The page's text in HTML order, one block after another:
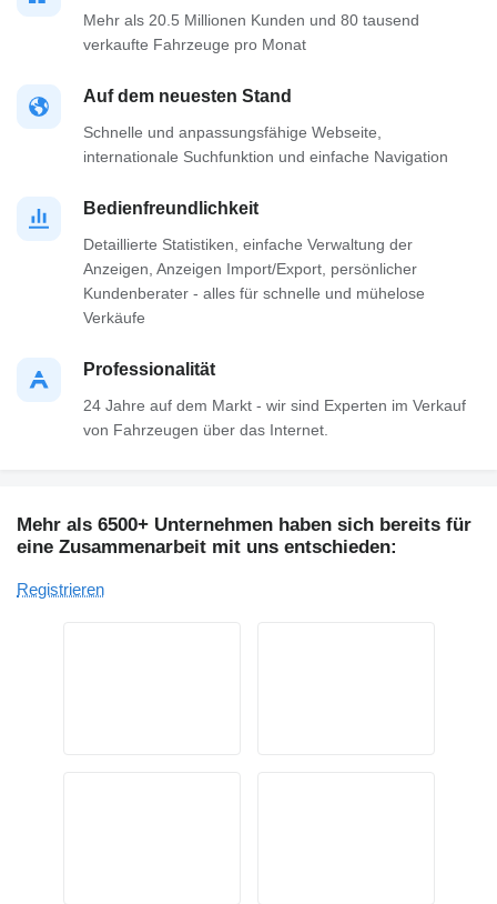
Mehr als 20.5 Millionen Kunden und 80 tausend
verkaufte Fahrzeuge pro Monat
Auf dem neuesten Stand
Schnelle und anpassungsfähige Webseite,
internationale Suchfunktion und einfache Navigation
Bedienfreundlichkeit
Detaillierte Statistiken, einfache Verwaltung der
Anzeigen, Anzeigen Import/Export, persönlicher
Kundenberater - alles für schnelle und mühelose
Verkäufe
Professionalität
24 Jahre auf dem Markt - wir sind Experten im Verkauf
von Fahrzeugen über das Internet.
Mehr als 6500+ Unternehmen haben sich bereits für
eine Zusammenarbeit mit uns entschieden:
Registrieren